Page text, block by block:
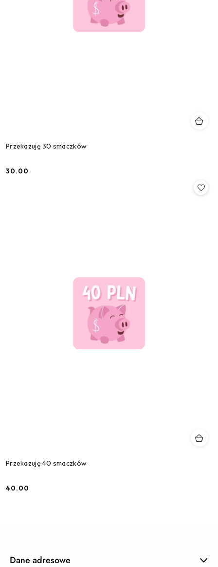
Przekazuję 30 smaczków
Cena:
30.00
Przekazuję 40 smaczków
Cena:
40.00
Dane adresowe